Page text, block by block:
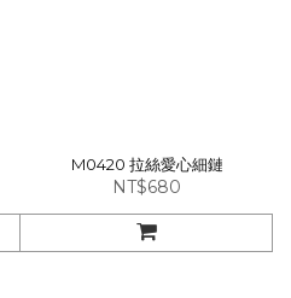
M0420 拉絲愛心細鏈
NT$680